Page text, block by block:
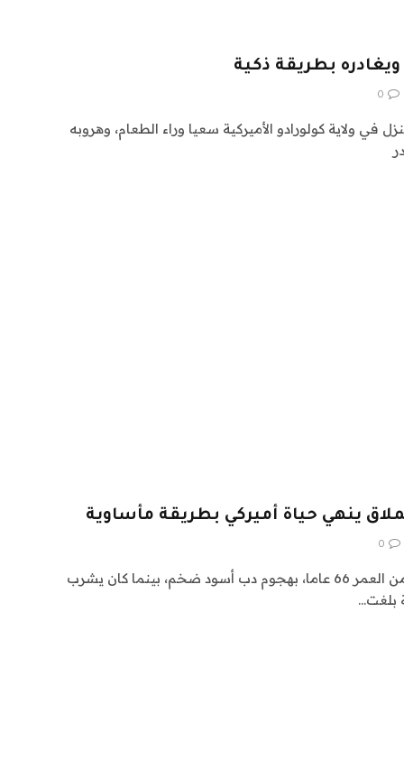
بطريقة ذكية
0
ولاية كولورادو الأميركية سعيا وراء الطعام، وهروبه
ينهي حياة أميركي بطريقة مأساوية
0
وتفاجأ ستيفن جاكسون، البالغ من العمر 66 عاما، بهجوم دب أسود ضخم، بينما كان يشرب
بلغت…